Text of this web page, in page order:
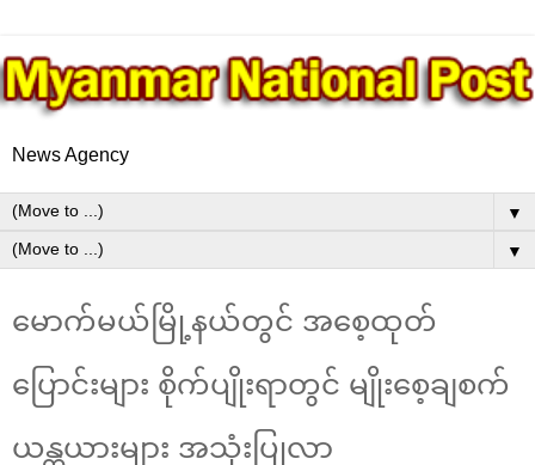
News Agency
▼
▼
မောက်မယ်မြို့နယ်တွင် အစေ့ထုတ်
ပြောင်းများ စိုက်ပျိုးရာတွင် မျိုးစေ့ချစက်
ယန္တယားများ အသုံးပြုလာ